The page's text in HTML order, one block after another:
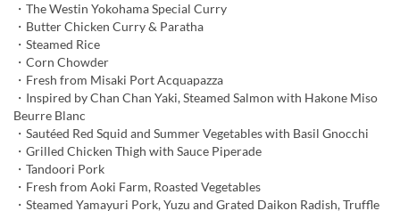
・The Westin Yokohama Special Curry
・Butter Chicken Curry & Paratha
・Steamed Rice
・Corn Chowder
・Fresh from Misaki Port Acquapazza
・Inspired by Chan Chan Yaki, Steamed Salmon with Hakone Miso
Beurre Blanc
・Sautéed Red Squid and Summer Vegetables with Basil Gnocchi
・Grilled Chicken Thigh with Sauce Piperade
・Tandoori Pork
・Fresh from Aoki Farm, Roasted Vegetables
・Steamed Yamayuri Pork, Yuzu and Grated Daikon Radish, Truffle